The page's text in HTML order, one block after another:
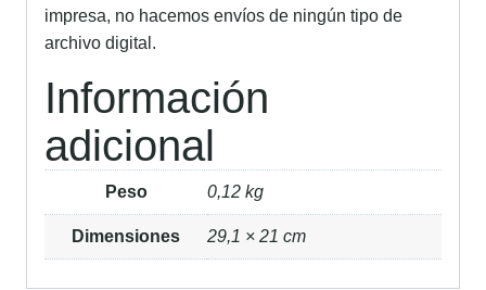
impresa, no hacemos envíos de ningún tipo de
archivo digital.
Información
adicional
Peso 0,12 kg
Dimensiones 29,1 × 21 cm